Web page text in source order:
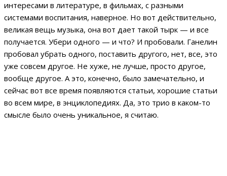
интересами в литературе, в фильмах, с разными
системами воспитания, наверное. Но вот действительно,
великая вещь музыка, она вот дает такой тырк — и все
получается. Убери одного — и что? И пробовали. Ганелин
пробовал убрать одного, поставить другого, нет, все, это
уже совсем другое. Не хуже, не лучше, просто другое,
вообще другое. А это, конечно, было замечательно, и
сейчас вот все время появляются статьи, хорошие статьи
во всем мире, в энциклопедиях. Да, это трио в каком-то
смысле было очень уникальное, я считаю.